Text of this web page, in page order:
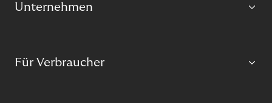
Unternehmen
Für Verbraucher